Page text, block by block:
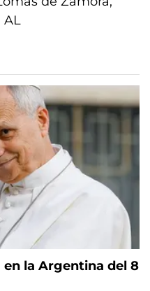
AL
en la Argentina del 8